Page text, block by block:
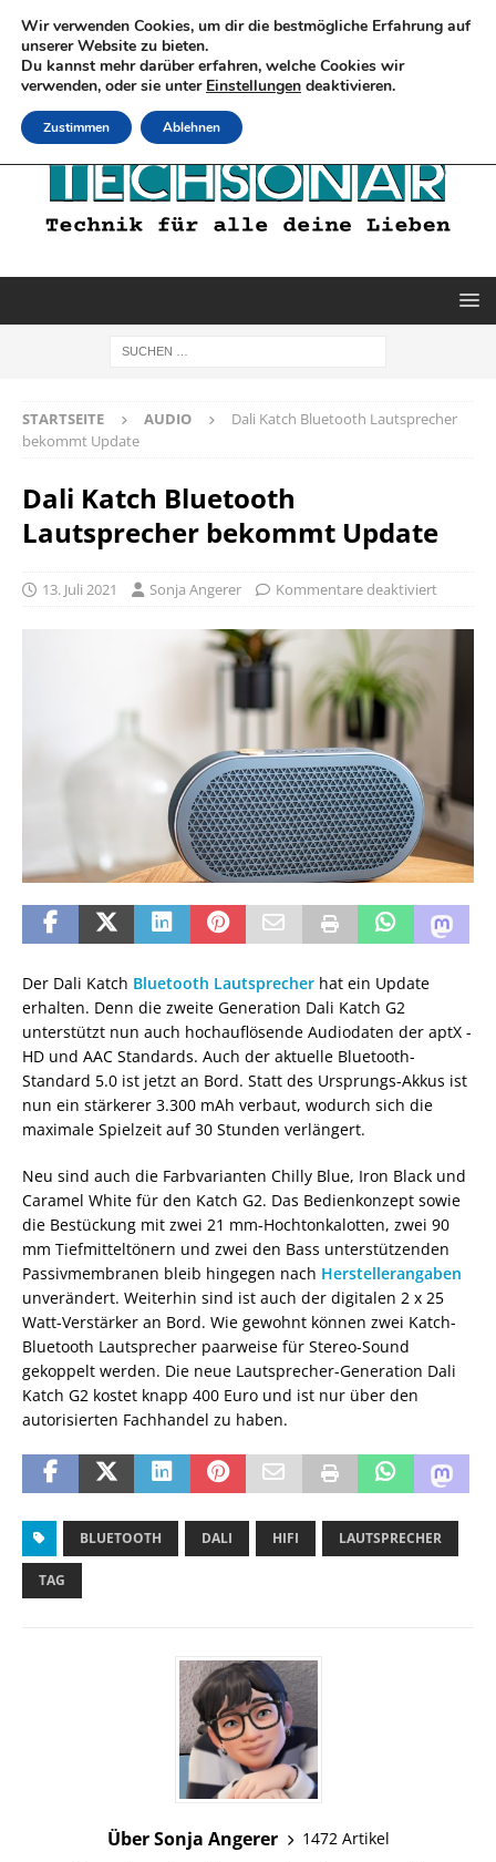
STARTSEITE AUDIO
Dali Katch Bluetooth Lautsprecher
bekommt Update
Dali Katch Bluetooth
Lautsprecher bekommt Update
13. Juli 2021 Sonja Angerer Kommentare deaktiviert
Der Dali Katch Bluetooth Lautsprecher hat ein Update
erhalten. Denn die zweite Generation Dali Katch G2
unterstützt nun auch hochauflösende Audiodaten der aptX -
HD und AAC Standards. Auch der aktuelle Bluetooth-
Standard 5.0 ist jetzt an Bord. Statt des Ursprungs-Akkus ist
nun ein stärkerer 3.300 mAh verbaut, wodurch sich die
maximale Spielzeit auf 30 Stunden verlängert.
Neu sind auch die Farbvarianten Chilly Blue, Iron Black und
Caramel White für den Katch G2. Das Bedienkonzept sowie
die Bestückung mit zwei 21 mm-Hochtonkalotten, zwei 90
mm Tiefmitteltönern und zwei den Bass unterstützenden
Passivmembranen bleib hingegen nach Herstellerangaben
unverändert. Weiterhin sind ist auch der digitalen 2 x 25
Watt-Verstärker an Bord. Wie gewohnt können zwei Katch-
Bluetooth Lautsprecher paarweise für Stereo-Sound
gekoppelt werden. Die neue Lautsprecher-Generation Dali
Katch G2 kostet knapp 400 Euro und ist nur über den
autorisierten Fachhandel zu haben.
BLUETOOTH DALI HIFI LAUTSPRECHER
TAG
Über Sonja Angerer
1472 Artikel
Wir verwenden Cookies, um dir die bestmögliche Erfahrung auf
unserer Website zu bieten.
Du kannst mehr darüber erfahren, welche Cookies wir
verwenden, oder sie unter Einstellungen deaktivieren.
Zustimmen Ablehnen